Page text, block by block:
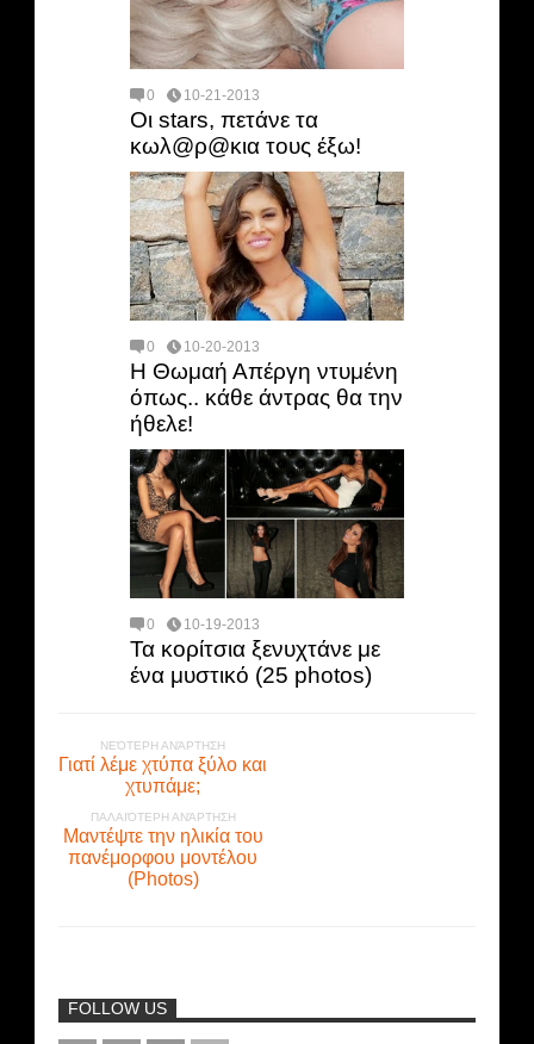
0 10-21-2013
Οι stars, πετάνε τα
κωλ@ρ@κια τους έξω!
0 10-20-2013
Η Θωμαή Απέργη ντυμένη
όπως.. κάθε άντρας θα την
ήθελε!
0 10-19-2013
Τα κορίτσια ξενυχτάνε με
ένα μυστικό (25 photos)
ΝΕΌΤΕΡΗ ΑΝΆΡΤΗΣΗ
Γιατί λέμε χτύπα ξύλο και
χτυπάμε;
ΠΑΛΑΙΌΤΕΡΗ ΑΝΆΡΤΗΣΗ
Μαντέψτε την ηλικία του
πανέμορφου μοντέλου
(Photos)
FOLLOW US